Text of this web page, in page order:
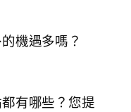
機遇多嗎？
有哪些？您提